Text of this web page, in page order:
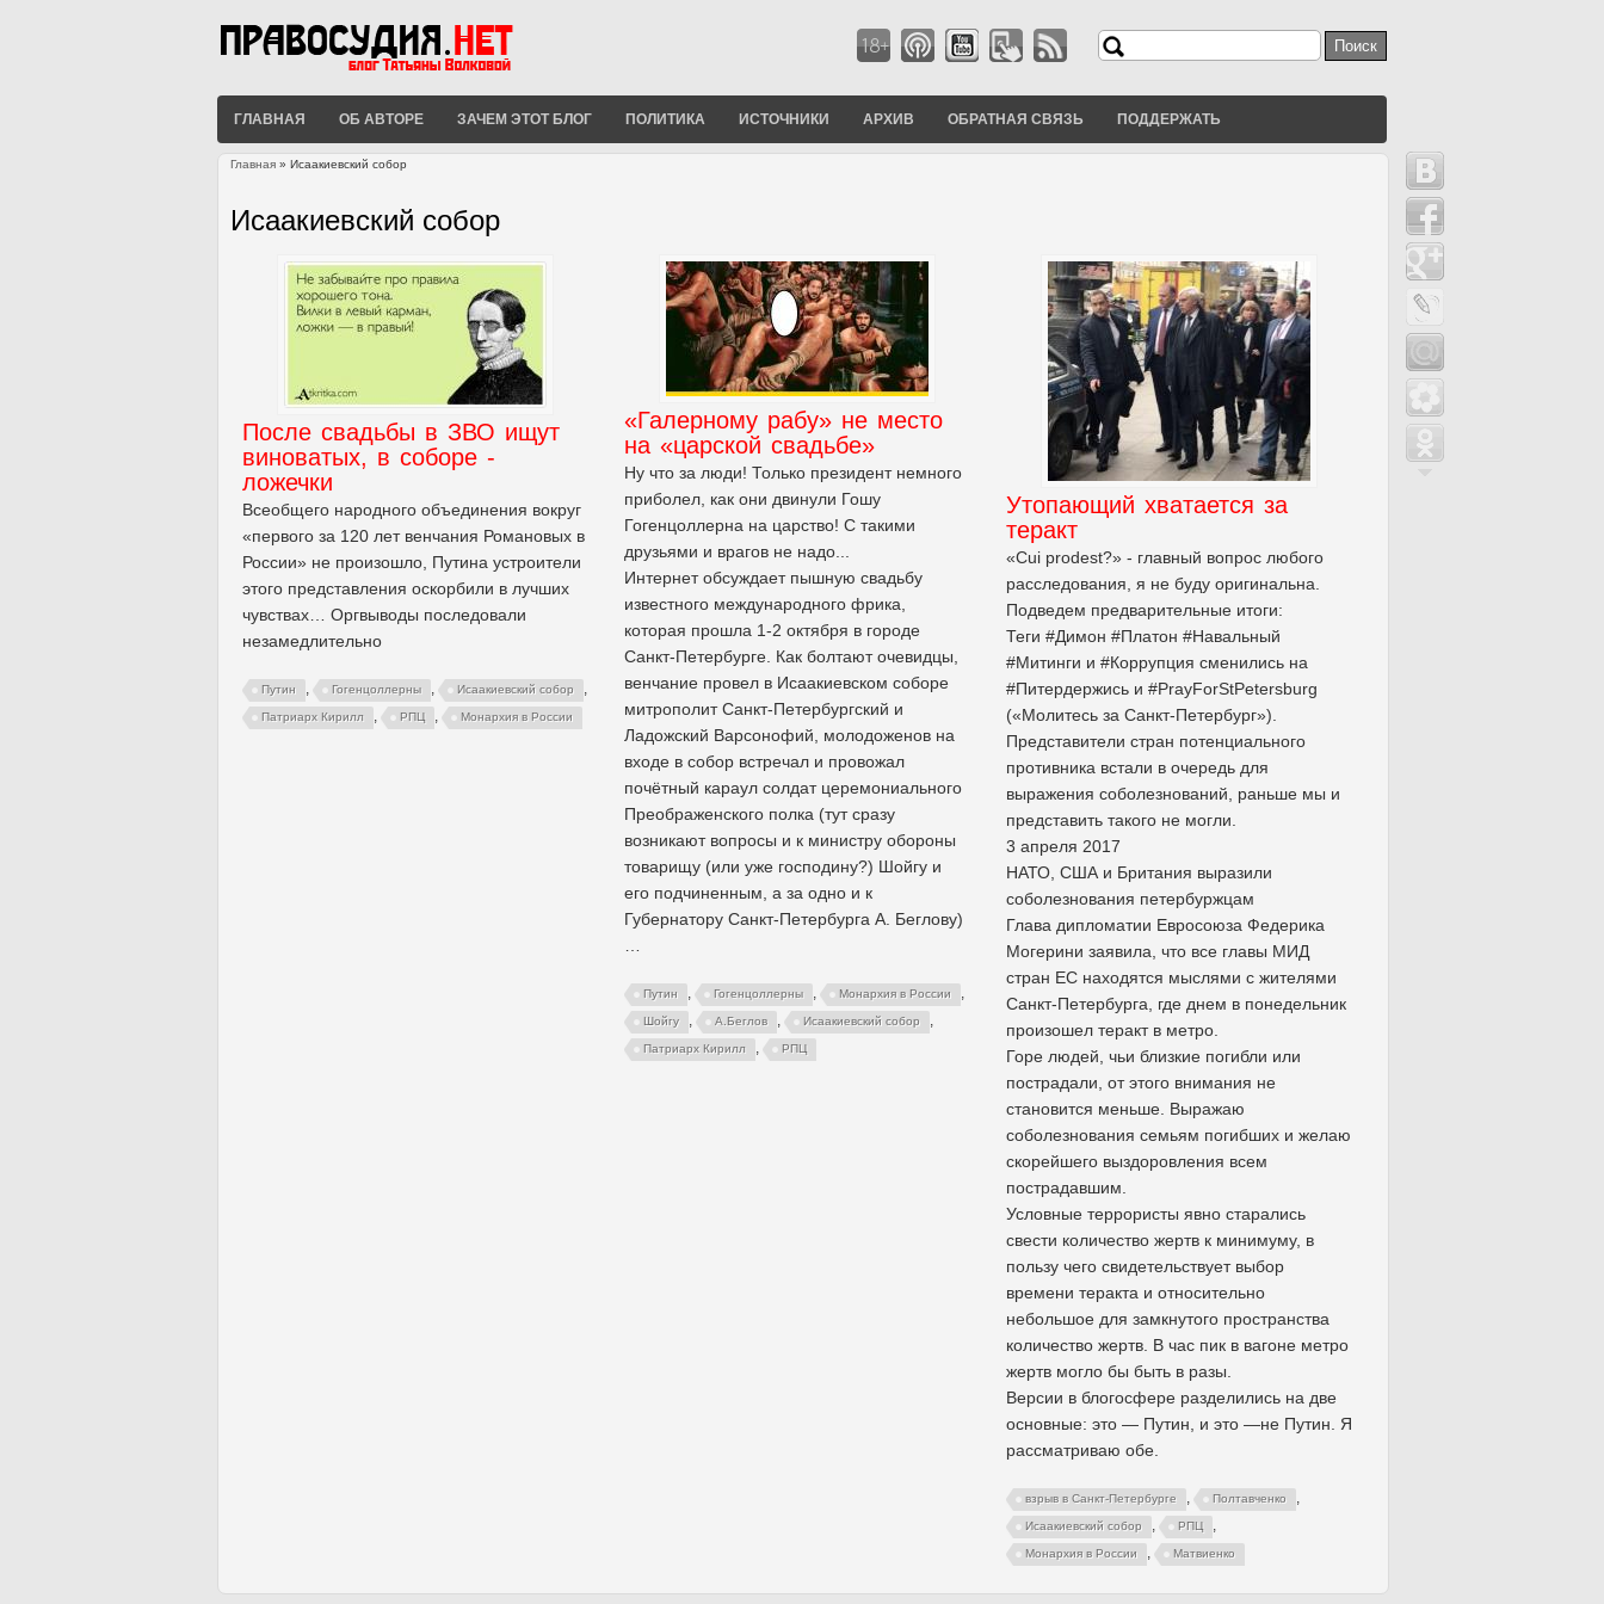
Форма поиска
Поиск
ГЛАВНАЯ ОБ АВТОРЕ ЗАЧЕМ ЭТОТ БЛОГ ПОЛИТИКА ИСТОЧНИКИ АРХИВ ОБРАТНАЯ СВЯЗЬ ПОДДЕРЖАТЬ
Главная » Исаакиевский собор
Исаакиевский собор
После свадьбы в ЗВО ищут
виноватых, в соборе -
ложечки
Всеобщего народного объединения вокруг
«первого за 120 лет венчания Романовых в
России» не произошло, Путина устроители
этого представления оскорбили в лучших
чувствах… Оргвыводы последовали
незамедлительно
Путин , Гогенцоллерны , Исаакиевский собор ,
Патриарх Кирилл , РПЦ , Монархия в России
«Галерному рабу» не место
на «царской свадьбе»
Ну что за люди! Только президент немного
приболел, как они двинули Гошу
Гогенцоллерна на царство! С такими
друзьями и врагов не надо...
Интернет обсуждает пышную свадьбу
известного международного фрика,
которая прошла 1-2 октября в городе
Санкт-Петербурге. Как болтают очевидцы,
венчание провел в Исаакиевском соборе
митрополит Санкт-Петербургский и
Ладожский Варсонофий, молодоженов на
входе в собор встречал и провожал
почётный караул солдат церемониального
Преображенского полка (тут сразу
возникают вопросы и к министру обороны
товарищу (или уже господину?) Шойгу и
его подчиненным, а за одно и к
Губернатору Санкт-Петербурга А. Беглову)
Путин , Гогенцоллерны , Монархия в России ,
Шойгу , А.Беглов , Исаакиевский собор ,
Патриарх Кирилл , РПЦ
Утопающий хватается за
теракт
«Сui prodest?» - главный вопрос любого
расследования, я не буду оригинальна.
Подведем предварительные итоги:
Теги #Димон #Платон #Навальный
#Митинги и #Коррупция сменились на
#Питердержись и #PrayForStPetersburg
(«Молитесь за Санкт-Петербург»).
Представители стран потенциального
противника встали в очередь для
выражения соболезнований, раньше мы и
представить такого не могли.
3 апреля 2017
НАТО, США и Британия выразили
соболезнования петербуржцам
Глава дипломатии Евросоюза Федерика
Могерини заявила, что все главы МИД
стран ЕС находятся мыслями с жителями
Санкт-Петербурга, где днем в понедельник
произошел теракт в метро.
Горе людей, чьи близкие погибли или
пострадали, от этого внимания не
становится меньше. Выражаю
соболезнования семьям погибших и желаю
скорейшего выздоровления всем
пострадавшим.
Условные террористы явно старались
свести количество жертв к минимуму, в
пользу чего свидетельствует выбор
времени теракта и относительно
небольшое для замкнутого пространства
количество жертв. В час пик в вагоне метро
жертв могло бы быть в разы.
Версии в блогосфере разделились на две
основные: это — Путин, и это —не Путин. Я
рассматриваю обе.
взрыв в Санкт-Петербурге , Полтавченко ,
Исаакиевский собор , РПЦ ,
Монархия в России , Матвиенко